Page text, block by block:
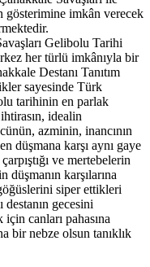
gösterimine imkân verecek
Gelibolu Tarihi
her türlü imkânıyla bir
Destanı Tanıtım
sayesinde Türk
tarihinin en parlak
idealin
azminin, inancının
düşmana karşı aynı gaye
ve mertebelerin
karşılarına
siper ettikleri
gecesini
için canları pahasına
bir nebze olsun tanıklık